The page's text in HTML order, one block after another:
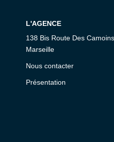
L'AGENCE
138 Bis Route Des
Marseille
Nous contacter
Présentation